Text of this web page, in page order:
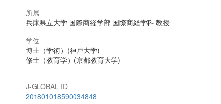
所属
兵庫県立大学 国際商経学部 国際商経学科 教授
学位
博士（学術）(神戸大学)
修士（教育学）(京都教育大学)
J-GLOBAL ID
201801018590034848